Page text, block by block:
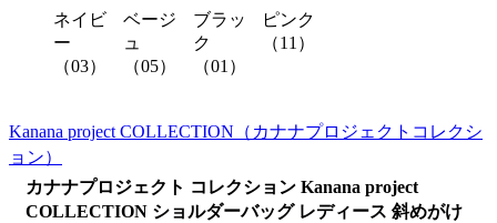
ネイビ
ー
（03）
ベージ
ュ
（05）
ブラッ
ク
（01）
ピンク
（11）
Kanana project COLLECTION （カナナプロジェクトコレクシ
ョン）
カナナプロジェクト コレクション Kanana project
COLLECTION ショルダーバッグ レディース 斜めがけ